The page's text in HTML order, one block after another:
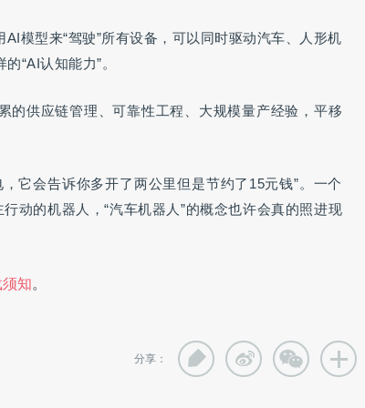
模型来“驾驶”所有设备，可以同时驱动汽车、人形机
“AI认知能力”。
的供应链管理、可靠性工程、大规模量产经验，平移
它会告诉你多开了两公里但是节约了15元钱”。一个
动的机器人，“汽车机器人”的概念也许会真的照进现
知。
分享：